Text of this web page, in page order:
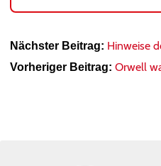
Nächster Beitrag: Hinweise
Vorheriger Beitrag: Orwell